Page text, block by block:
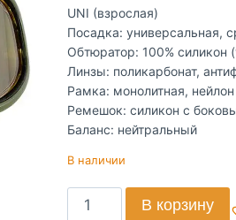
UNI (взрослая)
Посадка: универсальная,
Обтюратор: 100% силикон
Линзы: поликарбонат,
Рамка: монолитная, нейлон
Ремешок: силикон с
Баланс: нейтральный
В наличии
В корзину